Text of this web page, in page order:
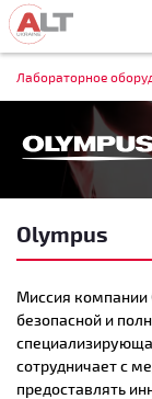
Лабораторное
Olympus
Миссия компании
безопасной и
сотрудничает с
предоставлять